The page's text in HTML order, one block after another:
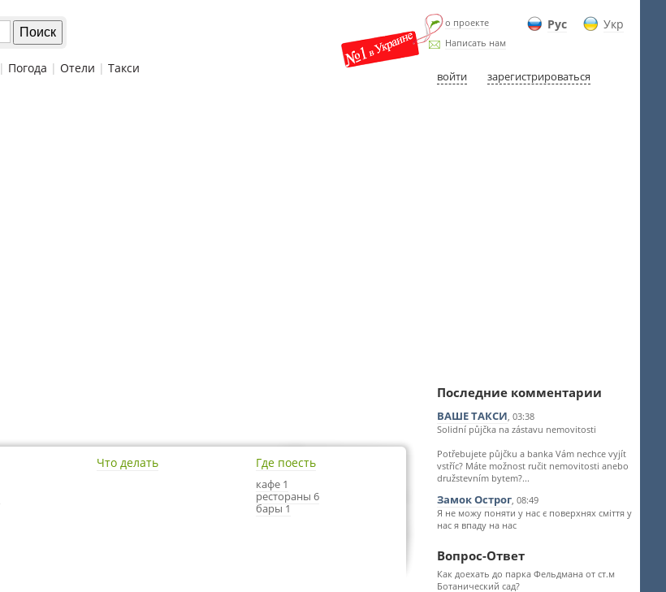
Рус Укр
о проекте
Написать нам
войти зарегистрироваться
| Погода | Отели | Такси
Что делать Где поесть
кафе 1
рестораны 6
бары 1
Последние комментарии
ВАШЕ ТАКСИ, 03:38
Solidní půjčka na zástavu nemovitosti
Potřebujete půjčku a banka Vám nechce vyjít
vstříc? Máte možnost ručit nemovitosti anebo
družstevním bytem?...
Замок Острог, 08:49
Я не можу поняти у нас є поверхнях сміття у
нас я впаду на нас
Вопрос-Ответ
Как доехать до парка Фельдмана от ст.м
Ботанический сад?